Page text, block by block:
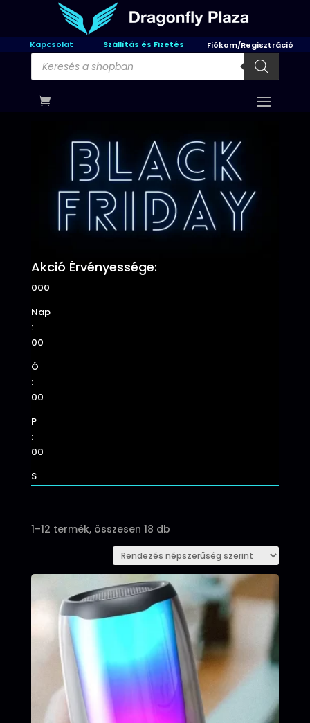
Kapcsolat Szállítás és Fizetés Fiókom/Regisztráció
Products
search
Akció Érvényessége:
000
Nap
:
00
Ó
:
00
P
:
00
S
1–12 termék, összesen 18 dbSorted
by
popularity